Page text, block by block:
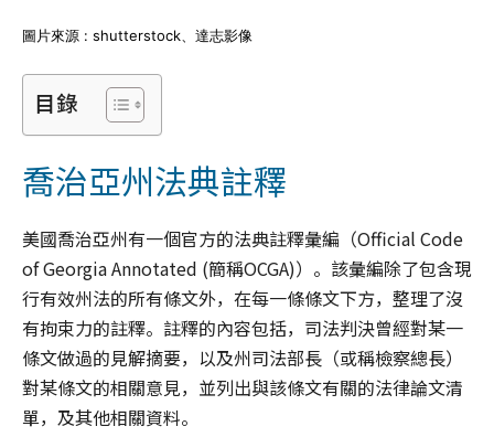
圖片來源 : shutterstock、達志影像
目錄
喬治亞州法典註釋
美國喬治亞州有一個官方的法典註釋彙編（Official Code
of Georgia Annotated (簡稱OCGA)）。該彙編除了包含現
行有效州法的所有條文外，在每一條條文下方，整理了沒
有拘束力的註釋。註釋的內容包括，司法判決曾經對某一
條文做過的見解摘要，以及州司法部長（或稱檢察總長）
對某條文的相關意見，並列出與該條文有關的法律論文清
單，及其他相關資料。